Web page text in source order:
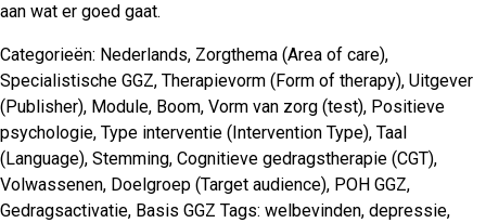
aan wat er goed gaat.
Categorieën: Nederlands, Zorgthema (Area of care),
Specialistische GGZ, Therapievorm (Form of therapy), Uitgever
(Publisher), Module, Boom, Vorm van zorg (test), Positieve
psychologie, Type interventie (Intervention Type), Taal
(Language), Stemming, Cognitieve gedragstherapie (CGT),
Volwassenen, Doelgroep (Target audience), POH GGZ,
Gedragsactivatie, Basis GGZ Tags: welbevinden, depressie,